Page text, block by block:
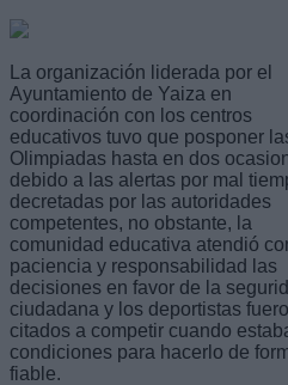
La organización liderada por el
Ayuntamiento de Yaiza en
coordinación con los centros
educativos tuvo que posponer
Olimpiadas hasta en dos
debido a las alertas por mal
decretadas por las autoridades
competentes, no obstante, la
comunidad educativa atendió
paciencia y responsabilidad las
decisiones en favor de la
ciudadana y los deportistas
citados a competir cuando
condiciones para hacerlo de
fiable.